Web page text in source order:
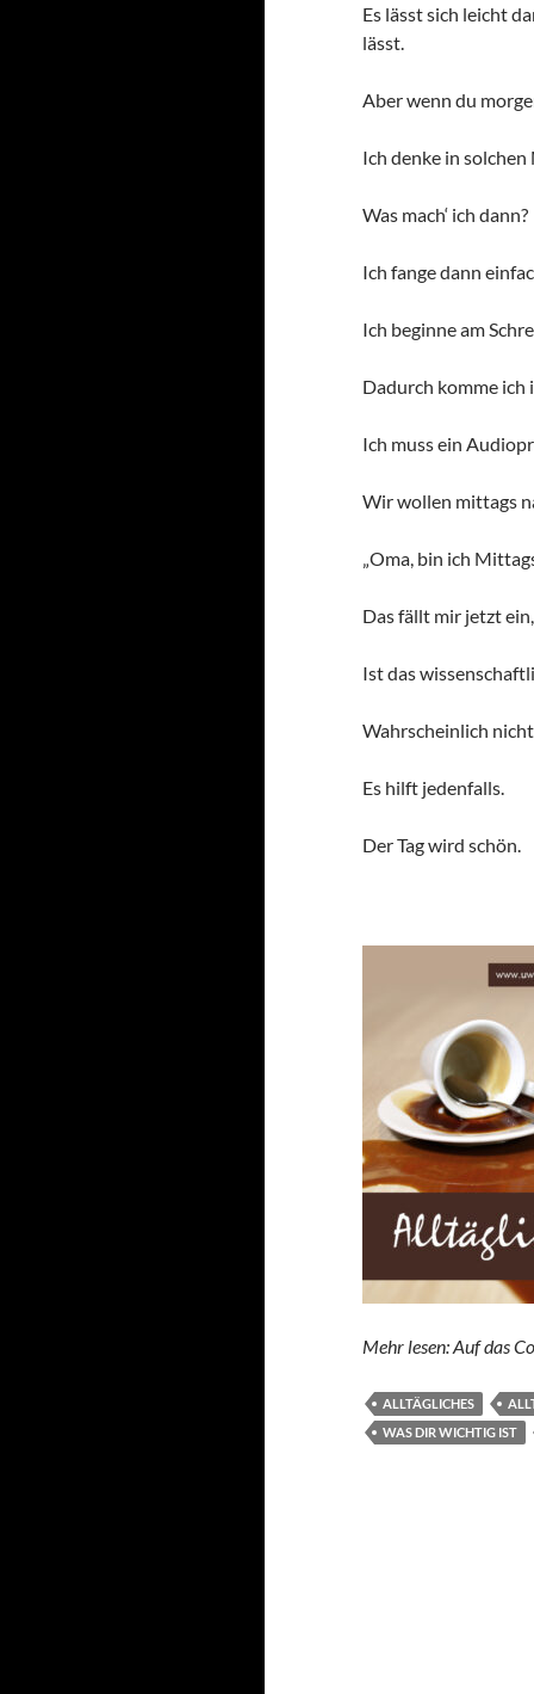
Es lässt sich leicht
lässt.
Aber wenn du
Ich denke in solchen
Was mach‘ ich dann?
Ich fange dann
Ich beginne am
Dadurch komme ich
Ich muss ein
Wir wollen mittags
„Oma, bin ich
Das fällt mir jetzt
Ist das
Wahrscheinlich
Es hilft jedenfalls.
Der Tag wird schön.
Mehr lesen: Auf das
ALLTÄGLICHES
WAS DIR WICHTIG IST